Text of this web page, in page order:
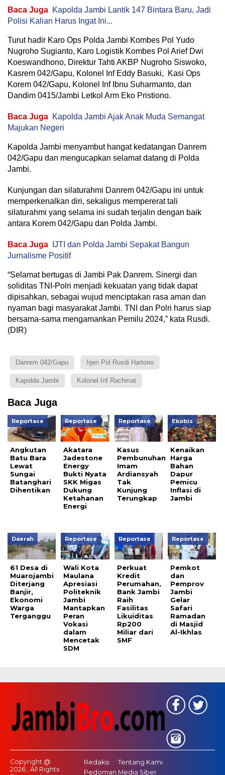
Baca Juga Kapolda Jambi Lantik 147 Bintara Baru, Jadi
Polisi Kalian Harus Ingat Ini...
Turut hadir Karo Ops Polda Jambi Kombes Pol Yudo
Nugroho Sugianto, Karo Logistik Kombes Pol Arief Dwi
Koeswandhono, Direktur Tahti AKBP Nugroho Siswoko,
Kasrem 042/Gapu, Kolonel Inf Eddy Basuki, Kasi Ops
Korem 042/Gapu, Kolonel Inf Ibnu Suharmanto, dan
Dandim 0415/Jambi Letkol Arm Eko Pristiono.
Baca Juga Kapolda Jambi Ajak Anak Muda Semangat
Majukan Negeri
Kapolda Jambi menyambut hangat kedatangan Danrem
042/Gapu dan mengucapkan selamat datang di Polda
Jambi.
Kunjungan dan silaturahmi Danrem 042/Gapu ini untuk
memperkenalkan diri, sekaligus mempererat tali
silaturahmi yang selama ini sudah terjalin dengan baik
antara Korem 042/Gapu dan Polda Jambi.
Baca Juga
IJTI dan Polda Jambi Sepakat Bangun
Jurnalisme Positif
“Selamat bertugas di Jambi Pak Danrem. Sinergi dan
soliditas TNI-Polri menjadi kekuatan yang tidak dapat
dipisahkan, sebagai wujud menciptakan rasa aman dan
nyaman bagi masyarakat Jambi. TNI dan Polri harus siap
bersama-sama mengamankan Pemilu 2024,” kata Rusdi.
(DIR)
Danrem 042/Gapu Irjen Pol Rusdi Hartono
Kapolda Jambi Kolonel Inf Rachmat
Baca Juga
Reportase
Angkutan
Batu Bara
Lewat
Sungai
Batanghari
Dihentikan
Reportase
Akatara
Jadestone
Energy
Bukti Nyata
SKK Migas
Dukung
Ketahanan
Energi
Reportase
Kasus
Pembunuhan
Imam
Ardiansyah
Tak
Kunjung
Terungkap
Ekobis
Kenaikan
Harga
Bahan
Dapur
Pemicu
Inflasi di
Jambi
Daerah
61 Desa di
Muarojambi
Diterjang
Banjir,
Ekonomi
Warga
Terganggu
Reportase
Wali Kota
Maulana
Apresiasi
Politeknik
Jambi
Mantapkan
Peran
Vokasi
dalam
Mencetak
SDM
Reportase
Perkuat
Kredit
Perumahan,
Bank Jambi
Raih
Fasilitas
Likuiditas
Rp200
Miliar dari
SMF
Reportase
Pemkot
dan
Pemprov
Jambi
Gelar
Safari
Ramadan
di Masjid
Al-Ikhlas
Copyright @
2026 , All Rights
Redaksi
Tentang Kami
Pedoman Media Siber